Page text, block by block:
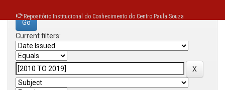
Repositório Institucional do Conhecimento do Centro Paula Souza
Current filters: